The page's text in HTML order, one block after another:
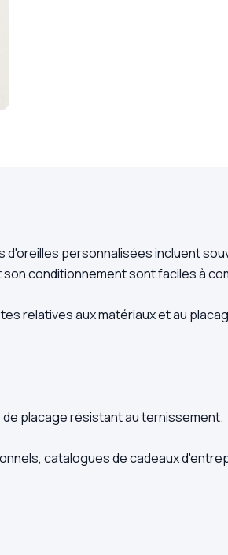
personnalisées incluent
conditionnement sont faciles à
relatives aux matériaux et au
placage résistant au ternissement.
catalogues de cadeaux